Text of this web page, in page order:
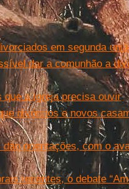
em segunda
dar a comunhão a
que a Igreja precisa ouvir
divórcios e novos
orientações, com o
recentes, o debate